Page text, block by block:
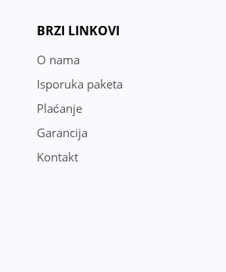
BRZI LINKOVI
O nama
Isporuka paketa
Plaćanje
Garancija
Kontakt